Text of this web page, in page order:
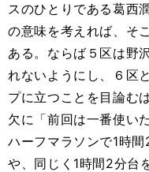
スのひとりである葛西
の意味を考えれば、そ
ある。ならば５区は野
れないようにし、６区
プに立つことを目論む
欠に「前回は一番使い
ハーフマラソンで1時間
や、同じく1時間2分台